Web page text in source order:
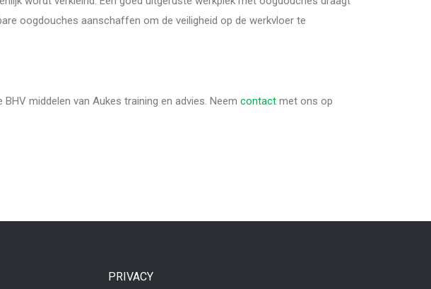
oogdouches aanschaffen om de veiligheid op de werkvloer te
middelen van Aukes training en advies. Neem contact met ons op
PRIVACY